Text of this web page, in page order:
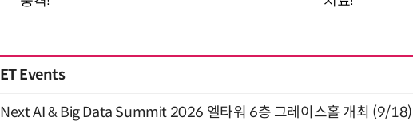
ET Events
Next AI & Big Data Summit 2026 엘타워 6층 그레이스홀 개최 (9/18)